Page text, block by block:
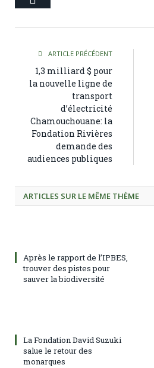
ARTICLE PRÉCÉDENT
1,3 milliard $ pour
la nouvelle ligne de
transport
d’électricité
Chamouchouane: la
Fondation Rivières
demande des
audiences publiques
ARTICLES SUR LE MÊME THÈME
Après le rapport de l’IPBES,
trouver des pistes pour
sauver la biodiversité
La Fondation David Suzuki
salue le retour des
monarques